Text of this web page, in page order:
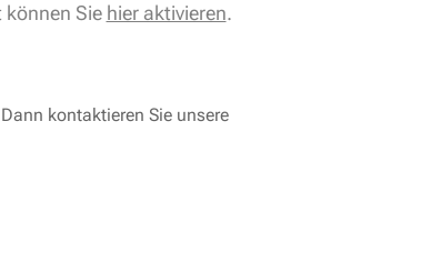
können Sie hier aktivieren.
kontaktieren Sie unsere